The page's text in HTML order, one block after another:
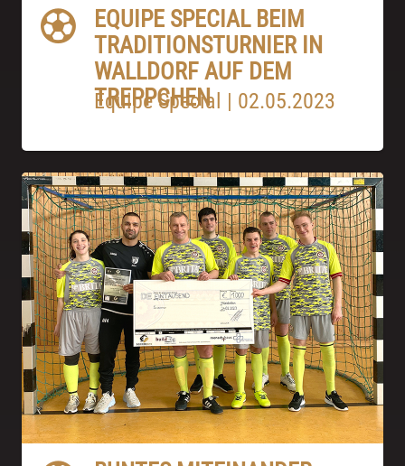
EQUIPE SPECIAL BEIM
TRADITIONSTURNIER IN
WALLDORF AUF DEM
TREPPCHEN
Equipe Special | 02.05.2023